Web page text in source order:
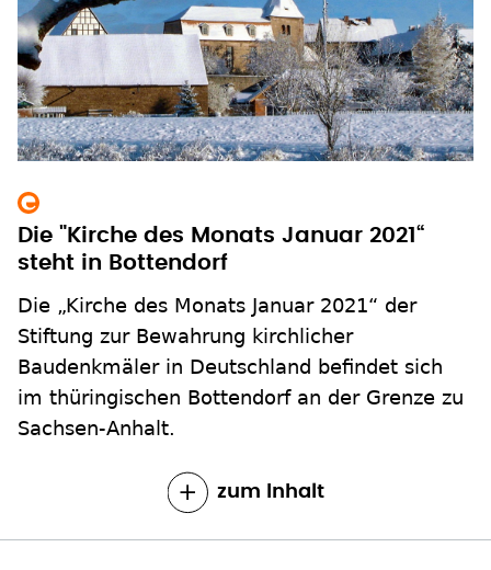
Die "Kirche des Monats Januar 2021“
steht in Bottendorf
Die „Kirche des Monats Januar 2021“ der
Stiftung zur Bewahrung kirchlicher
Baudenkmäler in Deutschland befindet sich
im thüringischen Bottendorf an der Grenze zu
Sachsen-Anhalt.
zum Inhalt